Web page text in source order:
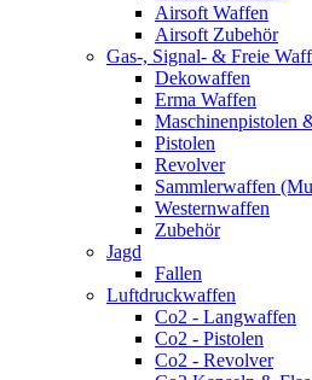
Airsoft Waffen
Airsoft Zubehör
Gas-, Signal- & Freie
Dekowaffen
Erma Waffen
Maschinenpistolen
Pistolen
Revolver
Sammlerwaffen
Westernwaffen
Zubehör
Jagd
Fallen
Luftdruckwaffen
Co2 - Langwaffen
Co2 - Pistolen
Co2 - Revolver